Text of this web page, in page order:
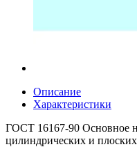
Описание
Характеристики
ГОСТ 16167-90 Основное
цилиндрических и